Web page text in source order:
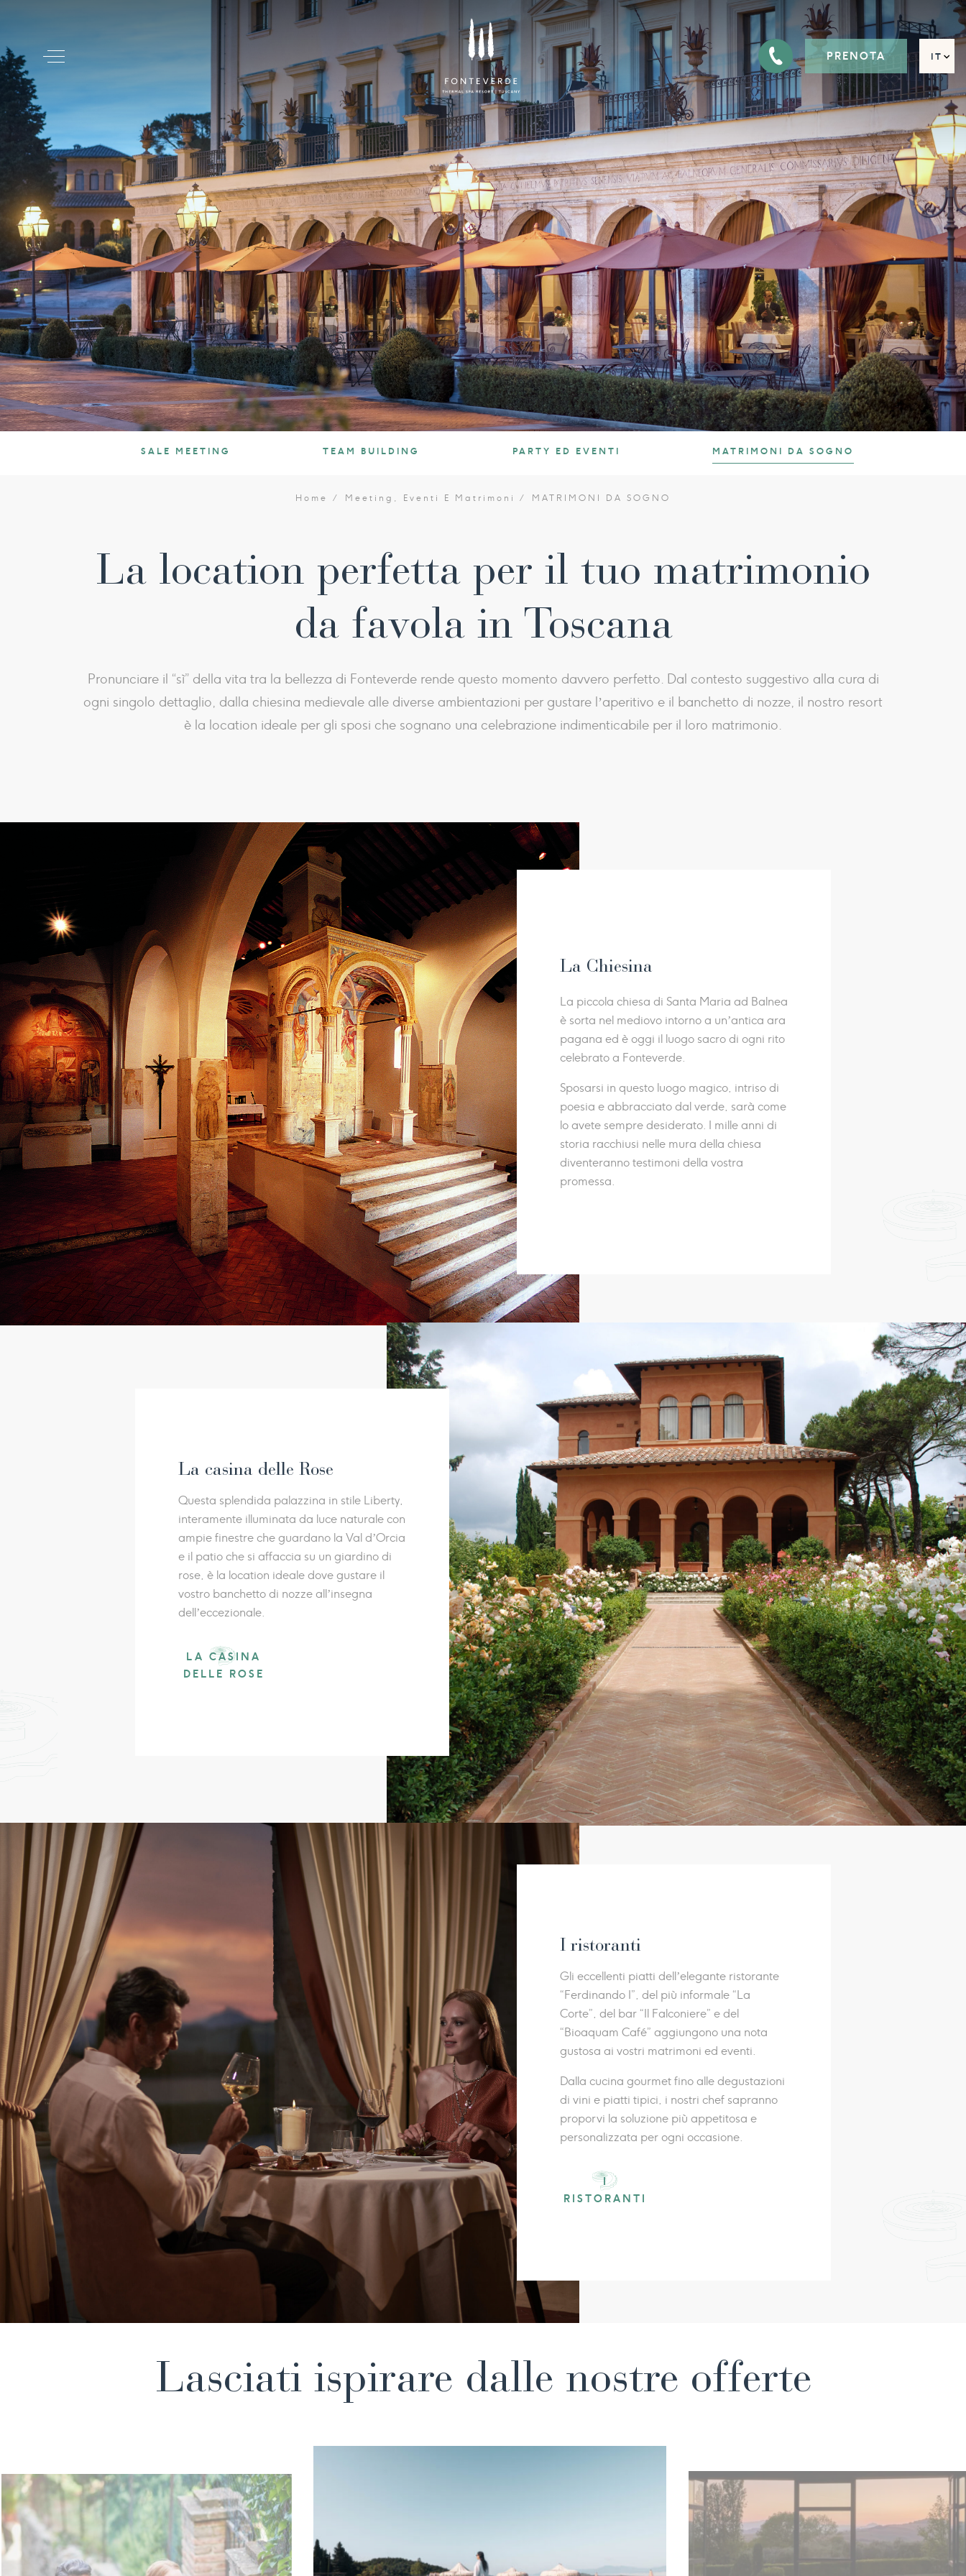
PRENOTA
EN
FR
DE
IT
RU
SALE MEETING TEAM BUILDING PARTY ED EVENTI MATRIMONI DA SOGNO
Home Meeting, Eventi E Matrimoni MATRIMONI DA SOGNO
La location perfetta per il tuo matrimonio
da favola in Toscana
Pronunciare il “sì” della vita tra la bellezza di Fonteverde rende questo momento davvero perfetto. Dal contesto suggestivo alla cura di
ogni singolo dettaglio, dalla chiesina medievale alle diverse ambientazioni per gustare l’aperitivo e il banchetto di nozze, il nostro resort
è la location ideale per gli sposi che sognano una celebrazione indimenticabile per il loro matrimonio.
La Chiesina
La piccola chiesa di Santa Maria ad Balnea
è sorta nel mediovo intorno a un’antica ara
pagana ed è oggi il luogo sacro di ogni rito
celebrato a Fonteverde.
Sposarsi in questo luogo magico, intriso di
poesia e abbracciato dal verde, sarà come
lo avete sempre desiderato. I mille anni di
storia racchiusi nelle mura della chiesa
diventeranno testimoni della vostra
promessa.
La casina delle Rose
Questa splendida palazzina in stile Liberty,
interamente illuminata da luce naturale con
ampie finestre che guardano la Val d’Orcia
e il patio che si affaccia su un giardino di
rose, è la location ideale dove gustare il
vostro banchetto di nozze all’insegna
dell’eccezionale.
LA CASINA
DELLE ROSE
I ristoranti
Gli eccellenti piatti dell’elegante ristorante
“Ferdinando I”, del più informale “La
Corte”, del bar “Il Falconiere” e del
“Bioaquam Café” aggiungono una nota
gustosa ai vostri matrimoni ed eventi.
Dalla cucina gourmet fino alle degustazioni
di vini e piatti tipici, i nostri chef sapranno
proporvi la soluzione più appetitosa e
personalizzata per ogni occasione.
I
RISTORANTI
Lasciati ispirare dalle nostre offerte